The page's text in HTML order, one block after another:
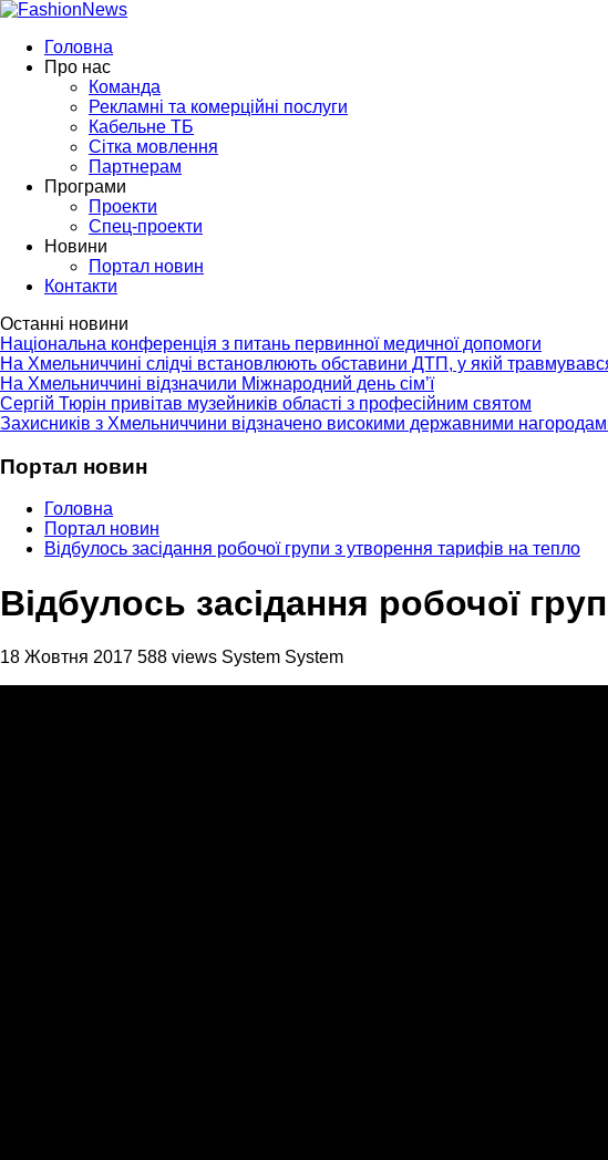
Головна
Про нас
Команда
Рекламні та комерційні послуги
Кабельне ТБ
Сітка мовлення
Партнерам
Програми
Проекти
Спец-проекти
Новини
Портал новин
Контакти
Останні новини
Національна конференція з питань первинної медичної допомоги
На Хмельниччині слідчі встановлюють обставини ДТП, у якій
На Хмельниччині відзначили Міжнародний день сім’ї
Сергій Тюрін привітав музейників області з професійним святом
Захисників з Хмельниччини відзначено високими державними
Портал новин
Головна
Портал новин
Відбулось засідання робочої групи з утворення тарифів на тепло
Відбулось засідання робочої
18 Жовтня 2017 588 views System System